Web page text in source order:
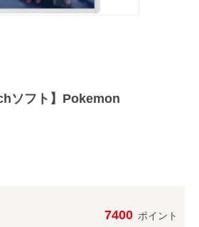
ソフト】Pokemon
7400 ポイント